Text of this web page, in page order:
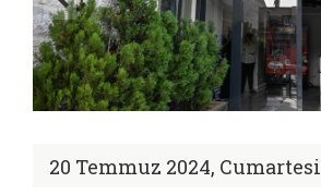
20 Temmuz 2024, Cumartesi